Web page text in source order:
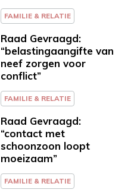
FAMILIE & RELATIE
Raad Gevraagd:
“belastingaangifte van
neef zorgen voor
conflict”
FAMILIE & RELATIE
Raad Gevraagd:
“contact met
schoonzoon loopt
moeizaam”
FAMILIE & RELATIE